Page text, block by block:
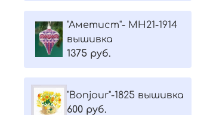
"Aметист"- МH21-1914
вышивка
1375 руб.
"Bonjour"-1825 вышивка
600 руб.